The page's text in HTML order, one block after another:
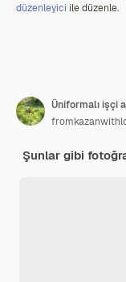
düzenleyici ile düzenle.
Üniformalı işçi
Şunlar gibi